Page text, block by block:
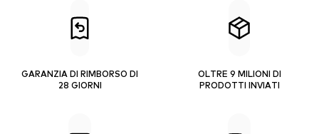
GARANZIA DI RIMBORSO DI
28 GIORNI
OLTRE 9 MILIONI DI
PRODOTTI INVIATI